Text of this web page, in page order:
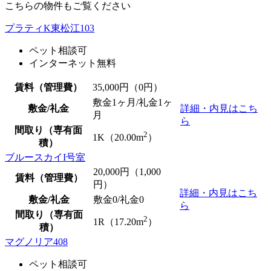
こちらの物件もご覧ください
プラティK東松江103
ペット相談可
インターネット無料
賃料（管理費） 35,000円（0円）
詳細・内見はこち
ら
敷金/礼金
敷金1ヶ月/礼金1ヶ
月
間取り（専有面
積）
1K（20.00m2 ）
ブルースカイI号室
賃料（管理費）
20,000円（1,000
円）
詳細・内見はこち
ら
敷金/礼金 敷金0/礼金0
間取り（専有面
積）
1R（17.20m2 ）
マグノリア408
ペット相談可